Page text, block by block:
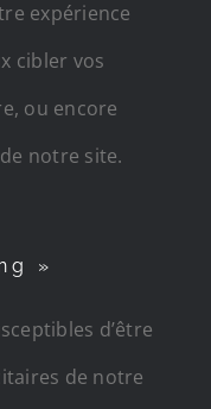
expérience
cibler vos
ou encore
notre site.
»
d’être
de notre